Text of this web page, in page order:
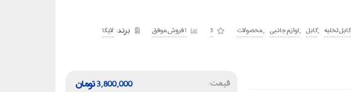
تخلیه ,کابل ,لوازم جانبی ,محصولات 3 1 فروش موفق لایکا
قیمت: تومان3,800,000